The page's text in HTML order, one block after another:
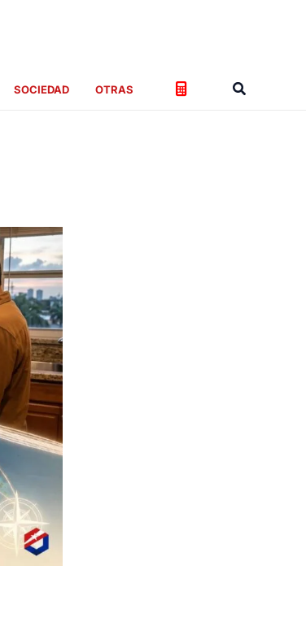
SOCIEDAD OTRAS Buscar